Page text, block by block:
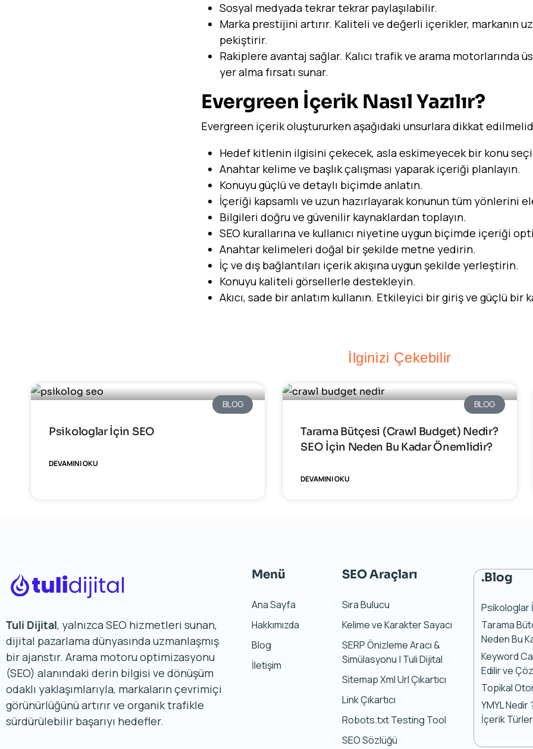
Sosyal medyada tekrar tekrar paylaşılabilir.
Marka prestijini artırır. Kaliteli ve değerli içerikler, markanın
pekiştirir.
Rakiplere avantaj sağlar. Kalıcı trafik ve arama motorlarında
yer alma fırsatı sunar.
Evergreen İçerik Nasıl Yazılır?
Evergreen içerik oluştururken aşağıdaki unsurlara dikkat
Hedef kitlenin ilgisini çekecek, asla eskimeyecek bir konu
Anahtar kelime ve başlık çalışması yaparak içeriği planlayın.
Konuyu güçlü ve detaylı biçimde anlatın.
İçeriği kapsamlı ve uzun hazırlayarak konunun tüm yönlerini
Bilgileri doğru ve güvenilir kaynaklardan toplayın.
SEO kurallarına ve kullanıcı niyetine uygun biçimde içeriği
Anahtar kelimeleri doğal bir şekilde metne yedirin.
İç ve dış bağlantıları içerik akışına uygun şekilde yerleştirin.
Konuyu kaliteli görsellerle destekleyin.
Akıcı, sade bir anlatım kullanın. Etkileyici bir giriş ve güçlü bir
İlginizi Çekebilir
BLOG
Psikologlar İçin SEO
DEVAMINI OKU
BLOG
Tarama Bütçesi (Crawl Budget) Nedir?
SEO İçin Neden Bu Kadar Önemlidir?
DEVAMINI OKU
Tuli Dijital, yalnızca SEO hizmetleri sunan,
dijital pazarlama dünyasında uzmanlaşmış
bir ajanstır. Arama motoru optimizasyonu
(SEO) alanındaki derin bilgisi ve dönüşüm
odaklı yaklaşımlarıyla, markaların çevrimiçi
görünürlüğünü artırır ve organik trafikle
sürdürülebilir başarıyı hedefler.
Menü
Ana Sayfa
Hakkımızda
Blog
İletişim
SEO Araçları
Sıra Bulucu
Kelime ve Karakter Sayacı
SERP Önizleme Aracı &
Simülasyonu | Tuli Dijital
Sitemap Xml Url Çıkartıcı
Link Çıkartıcı
Robots.txt Testing Tool
SEO Sözlüğü
.Blog
Psikologlar
Tarama
Neden Bu
Keyword
Edilir ve
Topikal
YMYL Nedir
İçerik